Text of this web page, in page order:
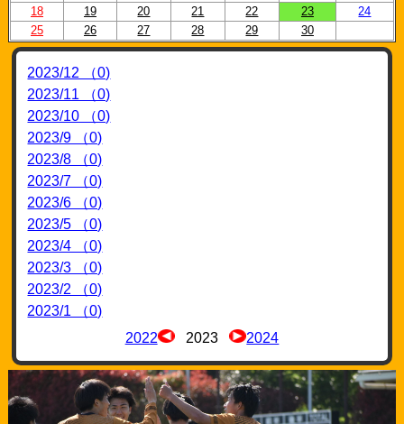
18
19 20 21 22 23
24
25
26 27 28 29 30
2023/12 （0)
2023/11 （0)
2023/10 （0)
2023/9 （0)
2023/8 （0)
2023/7 （0)
2023/6 （0)
2023/5 （0)
2023/4 （0)
2023/3 （0)
2023/2 （0)
2023/1 （0)
2022
2023 2024